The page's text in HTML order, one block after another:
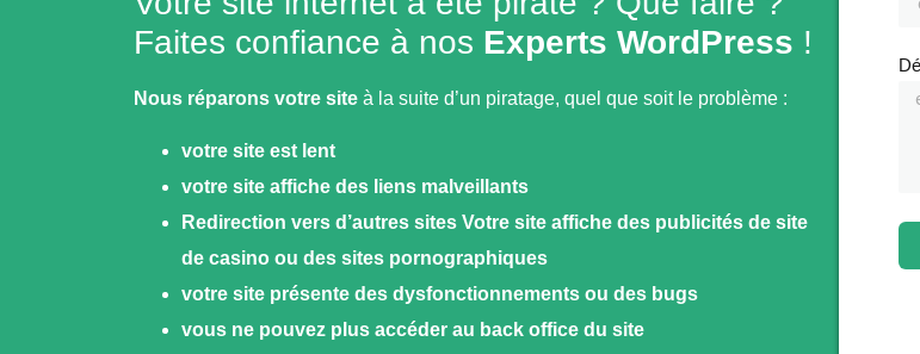
Faites confiance à nos Experts WordPress !
Nous réparons votre site à la suite d’un piratage, quel que soit le problème :
votre site est lent
votre site affiche des liens malveillants
Redirection vers d’autres sites Votre site affiche des publicités de site
de casino ou des sites pornographiques
votre site présente des dysfonctionnements ou des bugs
vous ne pouvez plus accéder au back office du site